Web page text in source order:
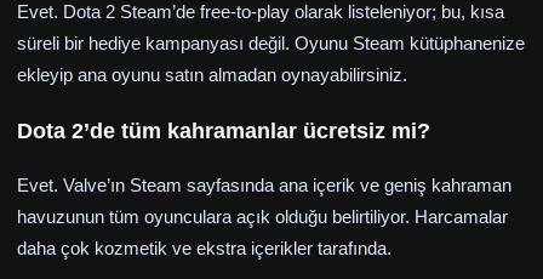
Evet. Dota 2 Steam’de free-to-play olarak listeleniyor; bu, kısa
süreli bir hediye kampanyası değil. Oyunu Steam kütüphanenize
ekleyip ana oyunu satın almadan oynayabilirsiniz.
Dota 2’de tüm kahramanlar ücretsiz mi?
Evet. Valve’ın Steam sayfasında ana içerik ve geniş kahraman
havuzunun tüm oyunculara açık olduğu belirtiliyor. Harcamalar
daha çok kozmetik ve ekstra içerikler tarafında.